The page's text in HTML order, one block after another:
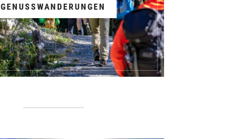
GENUSSWANDERUNGEN